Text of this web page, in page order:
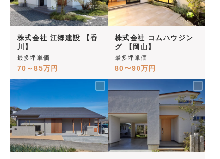
株式会社 江郷建設 【香
川】
最多坪単価
70～85万円
株式会社 コムハウジン
グ 【岡山】
最多坪単価
80〜90万円